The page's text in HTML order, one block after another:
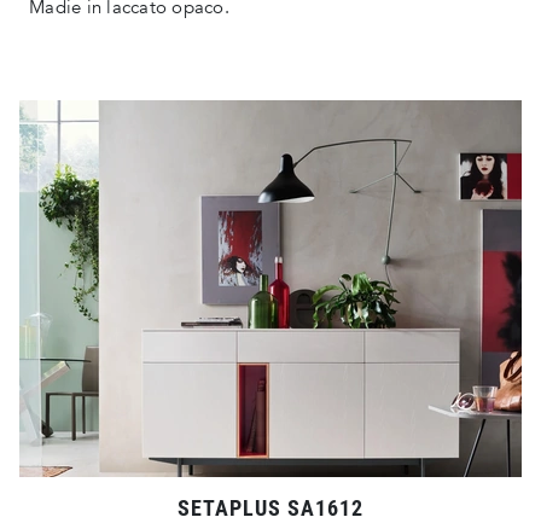
Madie in laccato opaco.
SETAPLUS SA1612